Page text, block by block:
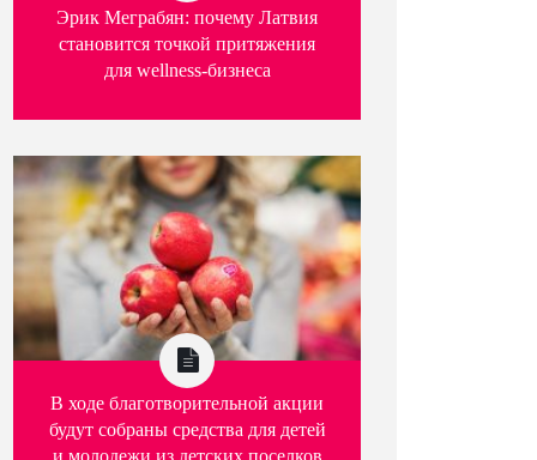
Эрик Меграбян: почему Латвия
становится точкой притяжения
для wellness-бизнеса
В ходе благотворительной акции
будут собраны средства для детей